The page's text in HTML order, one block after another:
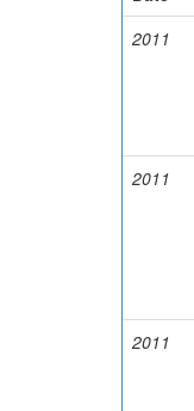
2011
2011
2011